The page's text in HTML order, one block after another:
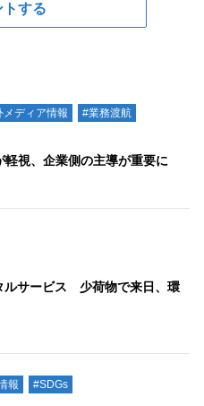
トする
メディア情報 #業務渡航
視、企業側の主導が重要に
ルサービス 少荷物で来日、環
報 #SDGs